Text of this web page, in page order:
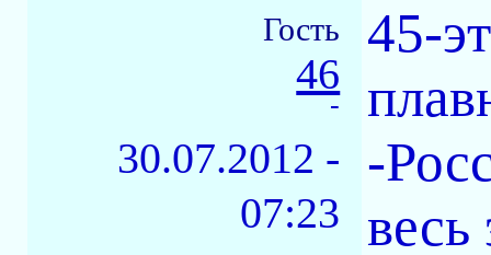
Гость
46
-
30.07.2012 -
07:23
45-
-
весь